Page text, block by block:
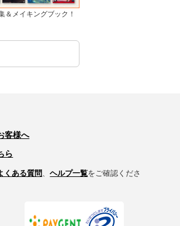
＆メイキングブック！
客様へ
ら
くある質問 、ヘルプ一覧をご確認くださ